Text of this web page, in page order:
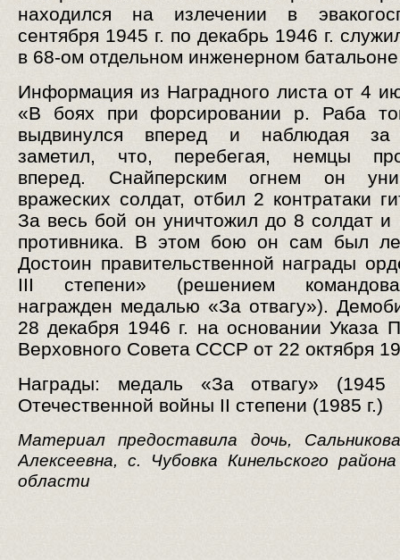
находился на излечении в
сентября 1945 г. по декабрь 1946 г.
в 68-ом отдельном инженерном
Информация из Наградного листа от 4
«В боях при форсировании р. Раба
выдвинулся вперед и наблюдая за
заметил, что, перебегая, немцы
вперед. Снайперским огнем он
вражеских солдат, отбил 2 контратаки
За весь бой он уничтожил до 8 солдат
противника. В этом бою он сам был
Достоин правительственной награды
III степени» (решением
награжден медалью «За отвагу»).
28 декабря 1946 г. на основании Указа
Верховного Совета СССР от 22 октября
Награды: медаль «За отвагу» (1945
Отечественной войны II степени (1985 г.)
Материал предоставила дочь,
Алексеевна, с. Чубовка Кинельского
области